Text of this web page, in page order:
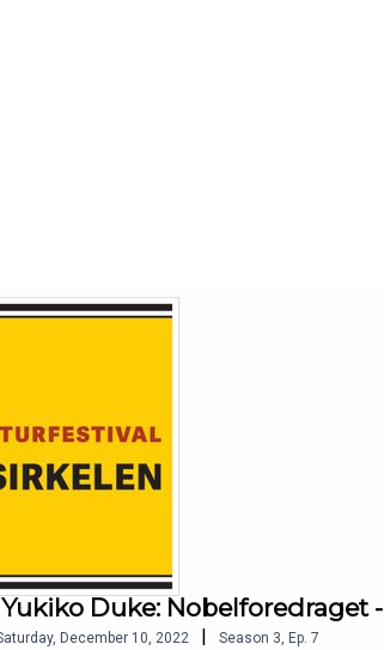
Yukiko Duke: Nobelforedraget
December 10, 2022 | Season 3 Ep. 7